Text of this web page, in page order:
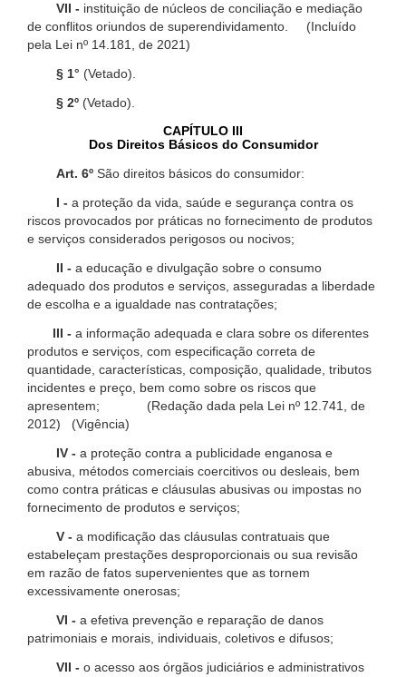
VII - instituição de núcleos de conciliação e mediação
de conflitos oriundos de superendividamento. (Incluído
pela Lei nº 14.181, de 2021)
§ 1° (Vetado).
§ 2º (Vetado).
CAPÍTULO III
Dos Direitos Básicos do Consumidor
Art. 6º São direitos básicos do consumidor:
I - a proteção da vida, saúde e segurança contra os
riscos provocados por práticas no fornecimento de produtos
e serviços considerados perigosos ou nocivos;
II - a educação e divulgação sobre o consumo
adequado dos produtos e serviços, asseguradas a liberdade
de escolha e a igualdade nas contratações;
III - a informação adequada e clara sobre os diferentes
produtos e serviços, com especificação correta de
quantidade, características, composição, qualidade, tributos
incidentes e preço, bem como sobre os riscos que
apresentem; (Redação dada pela Lei nº 12.741, de
2012) (Vigência)
IV - a proteção contra a publicidade enganosa e
abusiva, métodos comerciais coercitivos ou desleais, bem
como contra práticas e cláusulas abusivas ou impostas no
fornecimento de produtos e serviços;
V - a modificação das cláusulas contratuais que
estabeleçam prestações desproporcionais ou sua revisão
em razão de fatos supervenientes que as tornem
excessivamente onerosas;
VI - a efetiva prevenção e reparação de danos
patrimoniais e morais, individuais, coletivos e difusos;
VII - o acesso aos órgãos judiciários e administrativos